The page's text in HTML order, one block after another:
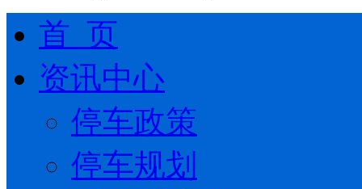
首 页
资讯中心
停车政策
停车规划